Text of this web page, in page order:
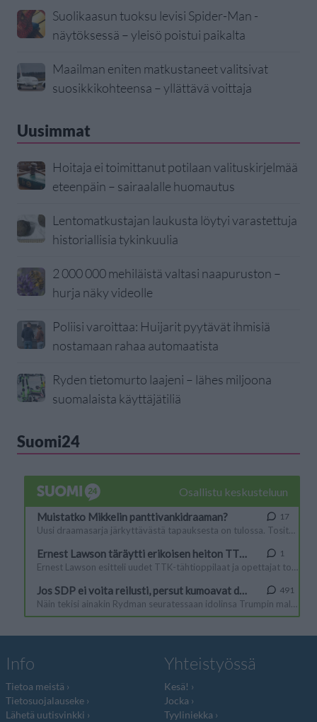
Suolikaasun tuoksu levisi Spider-Man -
näytöksessä – yleisö poistui paikalta
Maailman eniten matkustaneet valitsivat
suosikkikohteensa – yllättävä voittaja
Uusimmat
Hoitaja ei toimittanut potilaan valituskirjelmää
eteenpäin – sairaalalle huomautus
Lentomatkustajan laukusta löytyi varastettuja
historiallisia tykinkuulia
2 000 000 mehiläistä valtasi naapuruston –
hurja näky videolle
Poliisi varoittaa: Huijarit pyytävät ihmisiä
nostamaan rahaa automaatista
Ryden tietomurto laajeni – lähes miljoona
suomalaista käyttäjätiliä
Suomi24
Info
Tietoa meistä
Tietosuojalauseke
Lähetä uutisvinkki
Yhteistyössä
Kesä!
Jocka
Tyyliniekka